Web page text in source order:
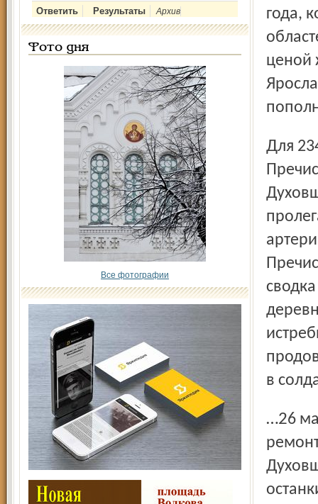
Архив
Фото дня
Все фотографии
года,
ценой
Для 234-й война началась 27 марта 1942 года, когда в
в
…26 мая 2010 года строительные рабочие,